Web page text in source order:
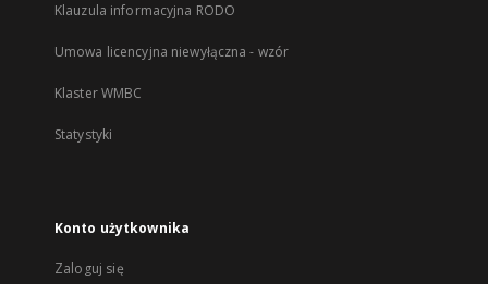
Klauzula informacyjna RODO
Umowa licencyjna niewyłączna - wzór
Klaster WMBC
Statystyki
Konto użytkownika
Zaloguj się